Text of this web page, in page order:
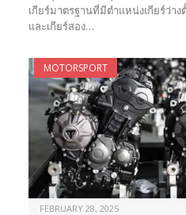
เกียร์มาตรฐานที่มีตำแหน่งเกียร์ว่าง
และเกียร์สอง…
MOTORSPORT
FEBRUARY 28, 2025